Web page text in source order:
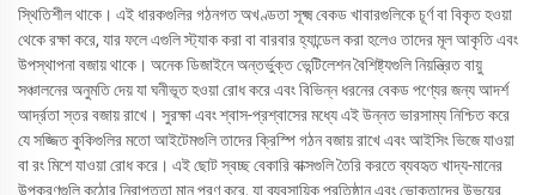
স্থিতিশীল থাকে। এই ধারকগুলির গঠনগত অখণ্ডতা সূক্ষ্ম বেকড খাবারগুলিকে চূর্ণ বা বিকৃত হওয়া
থেকে রক্ষা করে, যার ফলে এগুলি স্ট্যাক করা বা বারবার হ্যান্ডেল করা হলেও তাদের মূল আকৃতি এবং
উপস্থাপনা বজায় থাকে। অনেক ডিজাইনে অন্তর্ভুক্ত ভেন্টিলেশন বৈশিষ্ট্যগুলি নিয়ন্ত্রিত বায়ু
সঞ্চালনের অনুমতি দেয় যা ঘনীভূত হওয়া রোধ করে এবং বিভিন্ন ধরনের বেকড পণ্যের জন্য আদর্শ
আর্দ্রতা স্তর বজায় রাখে। সুরক্ষা এবং শ্বাস-প্রশ্বাসের মধ্যে এই উন্নত ভারসাম্য নিশ্চিত করে
যে সজ্জিত কুকিগুলির মতো আইটেমগুলি তাদের ক্রিস্পি গঠন বজায় রাখে এবং আইসিং ভিজে যাওয়া
বা রং মিশে যাওয়া রোধ করে। এই ছোট স্বচ্ছ বেকারি বাক্সগুলি তৈরি করতে ব্যবহৃত খাদ্য-মানের
উপকরণগুলি কঠোর নিরাপত্তা মান পূরণ করে, যা ব্যবসায়িক প্রতিষ্ঠান এবং ভোক্তাদের উভয়ের